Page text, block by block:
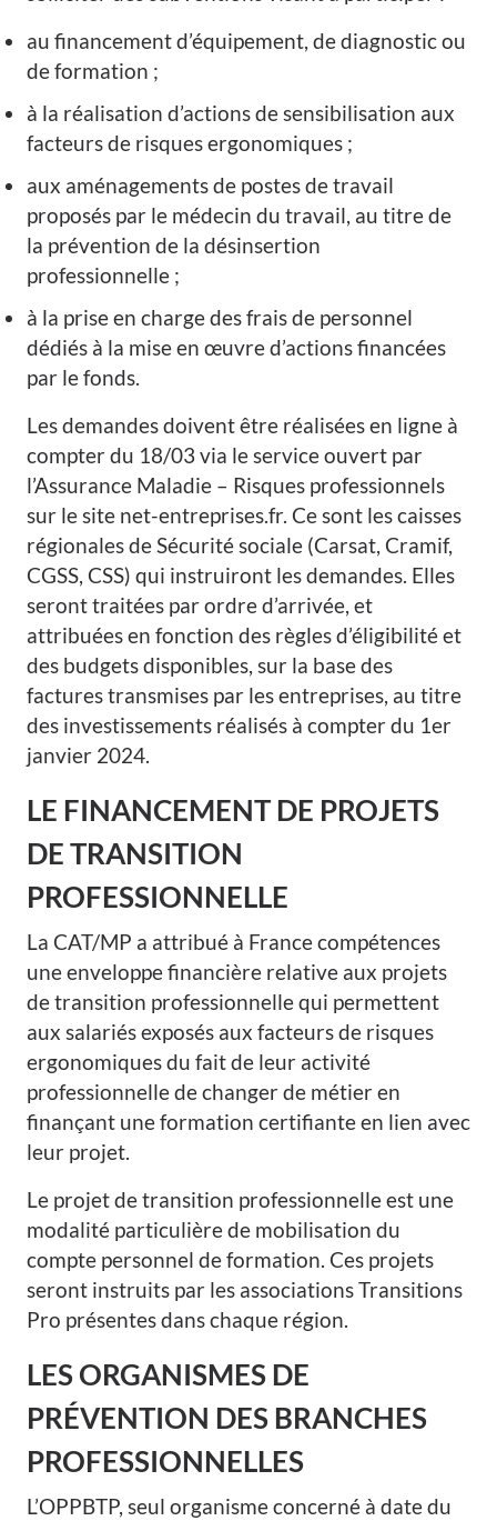
au financement d’équipement, de diagnostic ou
de formation ;
à la réalisation d’actions de sensibilisation aux
facteurs de risques ergonomiques ;
aux aménagements de postes de travail
proposés par le médecin du travail, au titre de
la prévention de la désinsertion
professionnelle ;
à la prise en charge des frais de personnel
dédiés à la mise en œuvre d’actions financées
par le fonds.
Les demandes doivent être réalisées en ligne à
compter du 18/03 via le service ouvert par
l’Assurance Maladie – Risques professionnels
sur le site net-entreprises.fr. Ce sont les caisses
régionales de Sécurité sociale (Carsat, Cramif,
CGSS, CSS) qui instruiront les demandes. Elles
seront traitées par ordre d’arrivée, et
attribuées en fonction des règles d’éligibilité et
des budgets disponibles, sur la base des
factures transmises par les entreprises, au titre
des investissements réalisés à compter du 1er
janvier 2024.
LE FINANCEMENT DE PROJETS
DE TRANSITION
PROFESSIONNELLE
La CAT/MP a attribué à France compétences
une enveloppe financière relative aux projets
de transition professionnelle qui permettent
aux salariés exposés aux facteurs de risques
ergonomiques du fait de leur activité
professionnelle de changer de métier en
finançant une formation certifiante en lien avec
leur projet.
Le projet de transition professionnelle est une
modalité particulière de mobilisation du
compte personnel de formation. Ces projets
seront instruits par les associations Transitions
Pro présentes dans chaque région.
LES ORGANISMES DE
PRÉVENTION DES BRANCHES
PROFESSIONNELLES
L’OPPBTP, seul organisme concerné à date du